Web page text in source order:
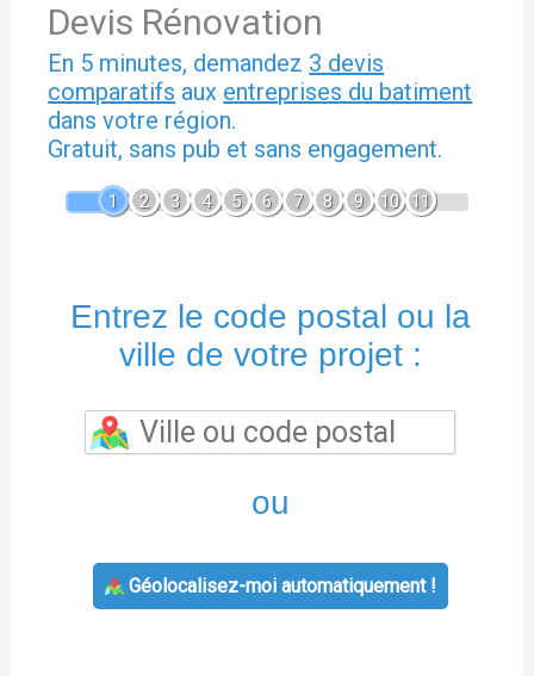
Devis Rénovation
En 5 minutes, demandez 3 devis
comparatifs aux entreprises du batiment
dans votre région.
Gratuit, sans pub et sans engagement.
1 2 3 4 5 6 7 8 9 10 11
Entrez le code postal ou la
ville de votre projet :
ou
Géolocalisez-moi automatiquement !